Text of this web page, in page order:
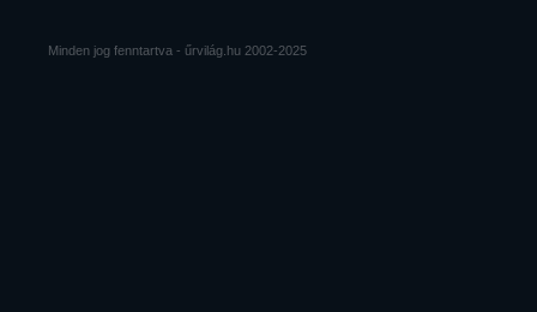
Minden jog fenntartva - űrvilág.hu 2002-2025